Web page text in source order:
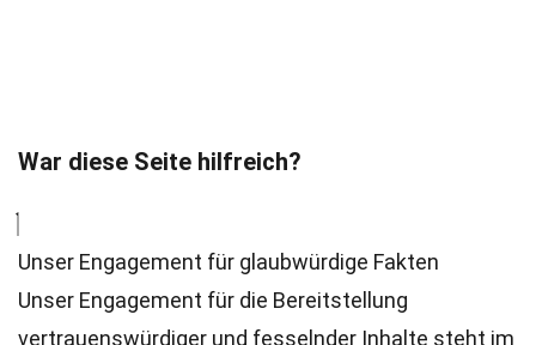
War diese Seite hilfreich?
Unser Engagement für glaubwürdige Fakten
Unser Engagement für die Bereitstellung
vertrauenswürdiger und fesselnder Inhalte steht im